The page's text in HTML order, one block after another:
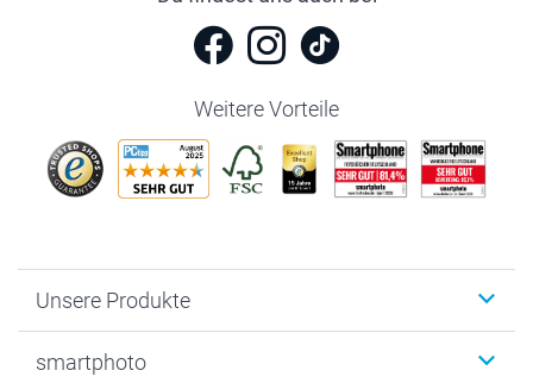
Weitere Vorteile
Unsere Produkte
Fotogeschenke
smartphoto